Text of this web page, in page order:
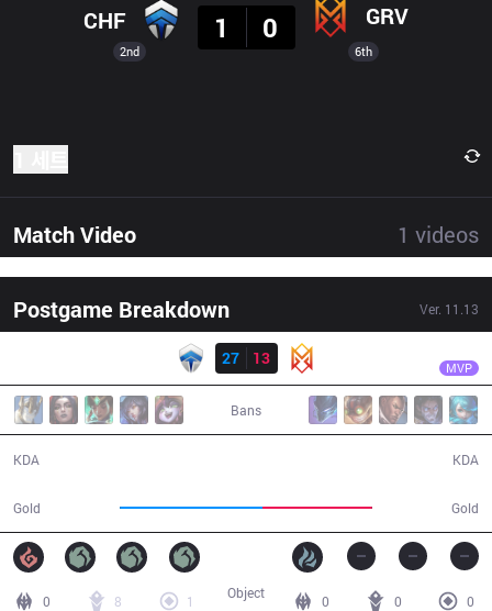
2nd
CHF
1
0 GRV
6th
Match Video 1 videos
Postgame Breakdown Ver. 11.13
27
13 MVP
Bans
KDA
Gold Gold
KDA
0 8
1
0 0
0
Object